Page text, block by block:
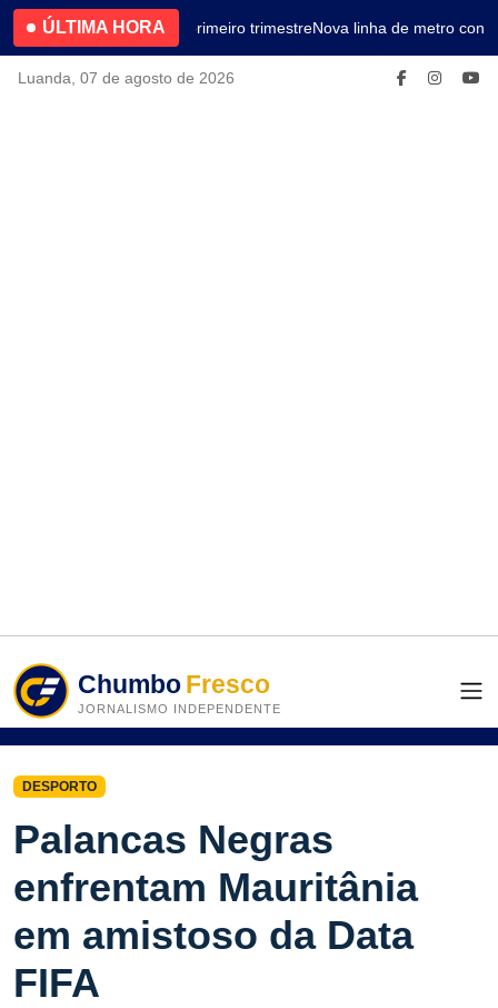
ÚLTIMA HORA4.2% no primeiro trimestreNova linha de metro
Luanda, 07 de agosto de 2026
ChumboFresco
JORNALISMO INDEPENDENTE
DESPORTO
Palancas Negras
enfrentam Mauritânia
em amistoso da Data
FIFA